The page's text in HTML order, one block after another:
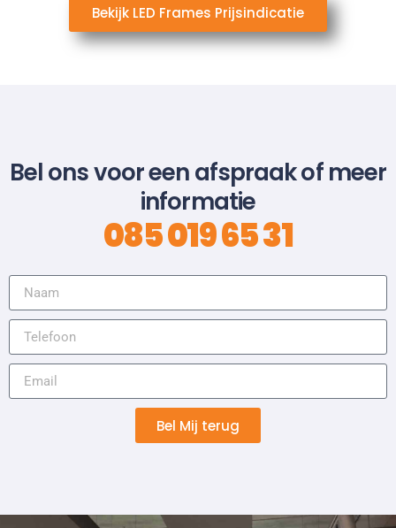
Bekijk LED Frames Prijsindicatie
Bel ons voor een afspraak of meer
informatie
085 019 65 31
Bel Mij terug